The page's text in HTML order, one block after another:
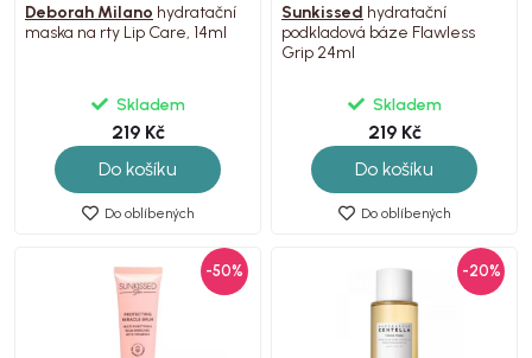
Deborah Milano hydratační
maska na rty Lip Care, 14ml
Skladem
219 Kč
Do košíku
Do oblíbených
Sunkissed hydratační
podkladová báze Flawless
Grip 24ml
Skladem
219 Kč
Do košíku
Do oblíbených
-50% -20%